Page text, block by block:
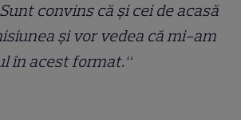
convins că și cei de acasă
și vor vedea că mi-am
în acest format.“